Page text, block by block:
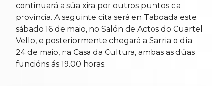
continuará a súa xira por outros puntos da
provincia. A seguinte cita será en Taboada este
sábado 16 de maio, no Salón de Actos do Cuartel
Vello, e posteriormente chegará a Sarria o día
24 de maio, na Casa da Cultura, ambas as dúas
funcións ás 19.00 horas.